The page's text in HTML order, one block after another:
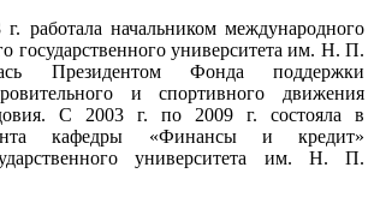
работала начальником международного
государственного университета им. Н. П.
Президентом Фонда поддержки
и спортивного движения
С 2003 г. по 2009 г. состояла в
кафедры «Финансы и кредит»
университета им. Н. П.